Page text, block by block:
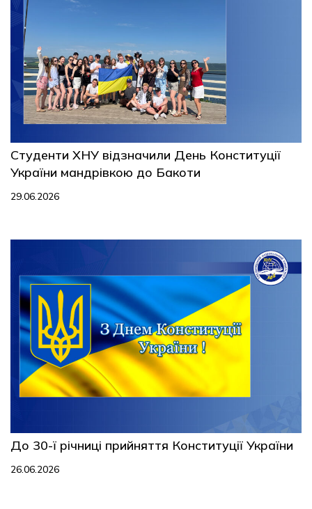
Студенти ХНУ відзначили День Конституції
України мандрівкою до Бакоти
29.06.2026
До 30-ї річниці прийняття Конституції України
26.06.2026